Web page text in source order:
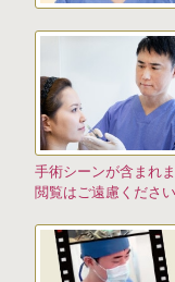
手術シーンが含まれ
閲覧はご遠慮ください